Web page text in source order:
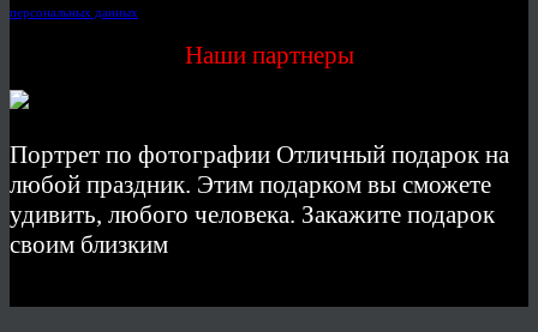
персональных данных
Наши партнеры
Портрет по фотографии Отличный подарок на
любой праздник. Этим подарком вы сможете
удивить, любого человека. Закажите подарок
своим близким